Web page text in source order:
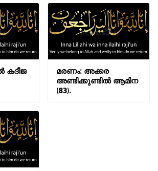
കദീജ
മരണം: അക്കര
അണ്ടിക്കുണ്ടിൽ ആമിന
(83).